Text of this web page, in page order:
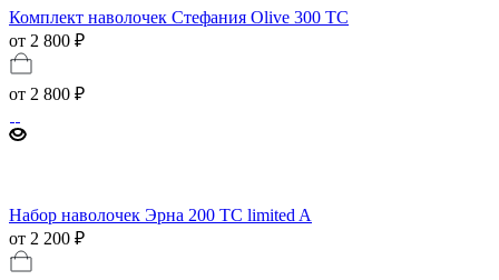
Комплект наволочек Стефания Olive 300 ТС
от 2 800 ₽
от 2 800 ₽
Набор наволочек Эрна 200 TC limited A
от 2 200 ₽